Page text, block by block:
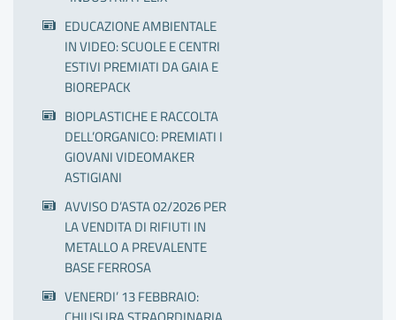
EDUCAZIONE AMBIENTALE
IN VIDEO: SCUOLE E CENTRI
ESTIVI PREMIATI DA GAIA E
BIOREPACK
BIOPLASTICHE E RACCOLTA
DELL’ORGANICO: PREMIATI I
GIOVANI VIDEOMAKER
ASTIGIANI
AVVISO D’ASTA 02/2026 PER
LA VENDITA DI RIFIUTI IN
METALLO A PREVALENTE
BASE FERROSA
VENERDI’ 13 FEBBRAIO: